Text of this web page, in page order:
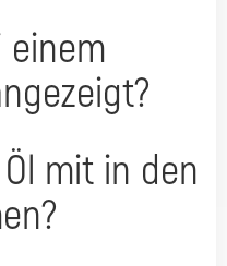
einem
mit in den